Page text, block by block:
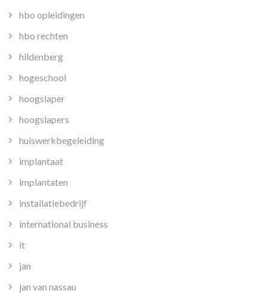
hbo opleidingen
hbo rechten
hildenberg
hogeschool
hoogslaper
hoogslapers
huiswerkbegeleiding
implantaat
implantaten
installatiebedrijf
international business
it
jan
jan van nassau